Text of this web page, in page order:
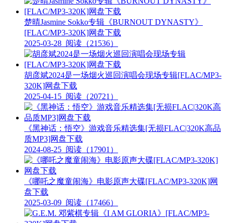
楚晴Jasmine Sokko专辑《BURNOUT DYNASTY》
[FLAC/MP3-320K]网盘下载
2025-03-28 阅读（21536）
胡彦斌2024是一场烟火巡回演唱会现场专辑[FLAC/MP3-
320K]网盘下载
2025-04-15 阅读（20721）
《黑神话：悟空》游戏音乐精选集[无损FLAC|320K高品
质MP3]网盘下载
2024-08-25 阅读（17901）
《哪吒之魔童闹海》电影原声大碟[FLAC/MP3-320K]网
盘下载
2025-03-09 阅读（17466）